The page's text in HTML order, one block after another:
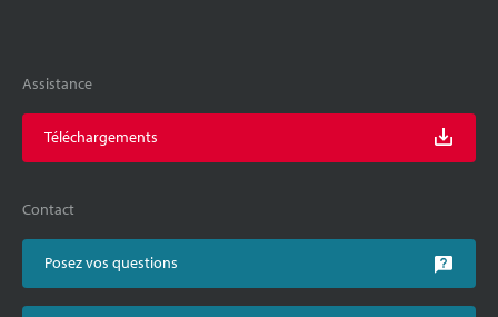
Assistance
Téléchargements
Contact
Posez vos questions